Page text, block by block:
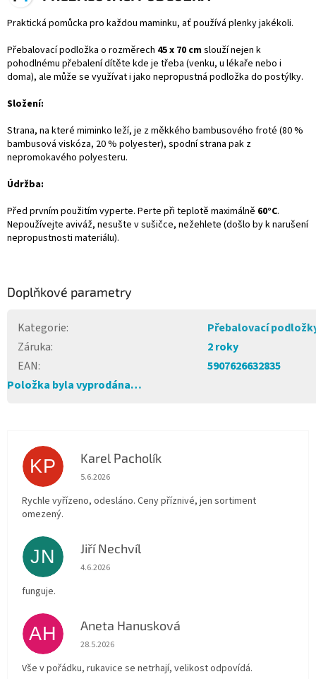
Praktická pomůcka pro každou maminku, ať používá plenky jakékoli.
Přebalovací podložka o rozměrech 45 x 70 cmslouží nejen k
pohodlnému přebalení dítěte kde je třeba (venku, u lékaře nebo i
doma), ale může se využívat i jako nepropustná podložka do postýlky.
Složení:
Strana, na které miminko leží, je z měkkého bambusového froté (80 %
bambusová viskóza, 20 % polyester), spodní strana pak z
nepromokavého polyesteru.
Údržba:
Před prvním použitím vyperte. Perte při teplotě maximálně 60°C.
Nepoužívejte aviváž, nesušte v sušičce, nežehlete (došlo by k narušení
nepropustnosti materiálu).
Doplňkové parametry
Kategorie:
Přebalovací
Záruka:
2 roky
EAN:
5907626632835
Položka byla vyprodána…
KP Karel Pacholík
Hodnocení obchodu je 4 z 5 hvězdiček.
5.6.2026
Rychle vyřízeno, odesláno. Ceny příznivé, jen sortiment
omezený.
JN Jiří Nechvíl
Hodnocení obchodu je 5 z 5 hvězdiček.
4.6.2026
funguje.
AH Aneta Hanusková
Hodnocení obchodu je 5 z 5 hvězdiček.
28.5.2026
Vše v pořádku, rukavice se netrhají, velikost odpovídá.